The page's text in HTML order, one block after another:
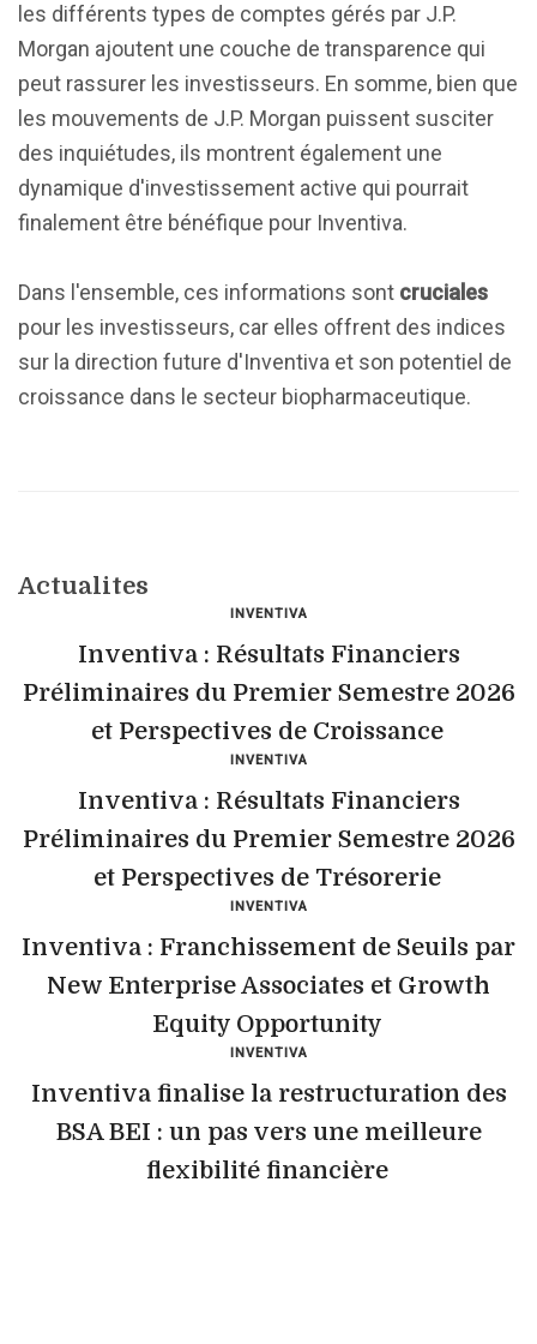
les différents types de comptes gérés par J.P.
Morgan ajoutent une couche de transparence qui
peut rassurer les investisseurs. En somme, bien que
les mouvements de J.P. Morgan puissent susciter
des inquiétudes, ils montrent également une
dynamique d'investissement active qui pourrait
finalement être bénéfique pour Inventiva.
Dans l'ensemble, ces informations sont cruciales
pour les investisseurs, car elles offrent des indices
sur la direction future d'Inventiva et son potentiel de
croissance dans le secteur biopharmaceutique.
Actualites
INVENTIVA
Inventiva : Résultats Financiers
Préliminaires du Premier Semestre 2026
et Perspectives de Croissance
INVENTIVA
Inventiva : Résultats Financiers
Préliminaires du Premier Semestre 2026
et Perspectives de Trésorerie
INVENTIVA
Inventiva : Franchissement de Seuils par
New Enterprise Associates et Growth
Equity Opportunity
INVENTIVA
Inventiva finalise la restructuration des
BSA BEI : un pas vers une meilleure
flexibilité financière